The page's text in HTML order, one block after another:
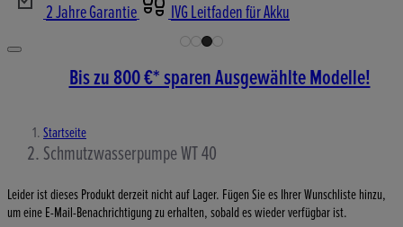
2 Jahre Garantie
IVG Leitfaden für Akku
Bis zu 800 €* sparen Ausgewählte Modelle!
Startseite
Schmutzwasserpumpe WT 40
Leider ist dieses Produkt derzeit nicht auf Lager. Fügen Sie es Ihrer Wunschliste hinzu,
um eine E-Mail-Benachrichtigung zu erhalten, sobald es wieder verfügbar ist.